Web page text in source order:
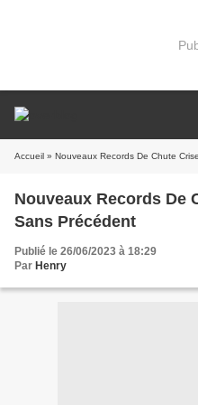
Accueil » Nouveaux Records De Chute
Nouveaux Records De
Sans Précédent
Publié le 26/06/2023 à 18:29
Par Henry